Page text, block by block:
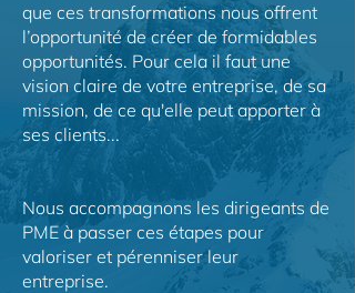
que ces transformations nous offrent
l’opportunité de créer de formidables
opportunités. Pour cela il faut une
vision claire de votre entreprise, de sa
mission, de ce qu'elle peut apporter à
ses clients...
Nous accompagnons les dirigeants de
PME à passer ces étapes pour
valoriser et pérenniser leur
entreprise.